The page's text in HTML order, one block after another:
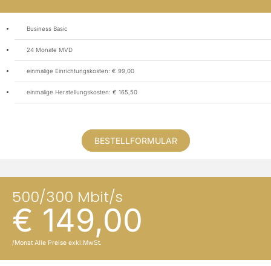
Business Basic
24 Monate MVD
einmalige Einrichtungskosten: € 99,00
einmalige Herstellungskosten: € 165,50
BESTELLFORMULAR
500/300 Mbit/s
€ 149,00
/Monat Alle Preise exkl.MwSt.